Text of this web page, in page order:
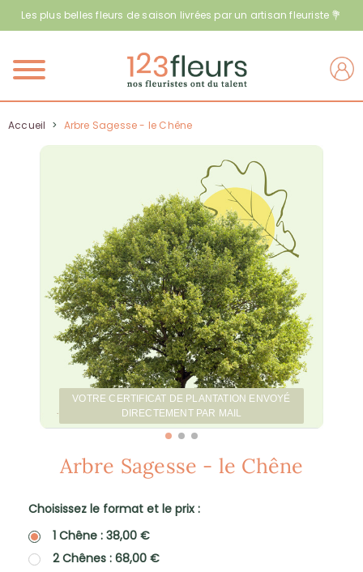
Les plus belles fleurs de saison livrées par un artisan fleuriste 💐
Menu
Accueil > Arbre Sagesse - le Chêne
VOTRE CERTIFICAT DE PLANTATION ENVOYÉ
DIRECTEMENT PAR MAIL
Arbre Sagesse - le Chêne
Choisissez le format et le prix :
1 Chêne : 38,00 €
2 Chênes : 68,00 €